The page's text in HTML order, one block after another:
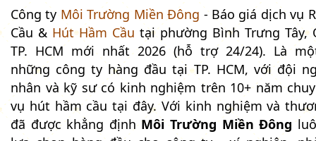
Công ty Môi Trường Miền Đông - Báo giá dịch vụ
Cầu & Hút Hầm Cầu tại phường Bình Trưng Tây,
TP. HCM mới nhất 2026 (hỗ trợ 24/24). Là
những công ty hàng đầu tại TP. HCM, với đội
nhân và kỹ sư có kinh nghiệm trên 10+ năm
vụ hút hầm cầu tại đây. Với kinh nghiệm và
đã được khẳng định Môi Trường Miền Đông